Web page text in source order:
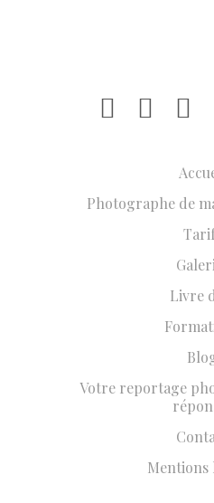
Photographe de
Livre
Votre reportage
Mentions